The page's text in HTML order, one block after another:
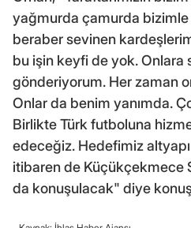
yağmurda çamurda
beraber sevinen
bu işin keyfi de yok. Onlara
gönderiyorum. Her zaman
Onlar da benim yanımda.
Birlikte Türk futboluna
edeceğiz. Hedefimiz
itibaren de Küçükçekmece
da konuşulacak" diye